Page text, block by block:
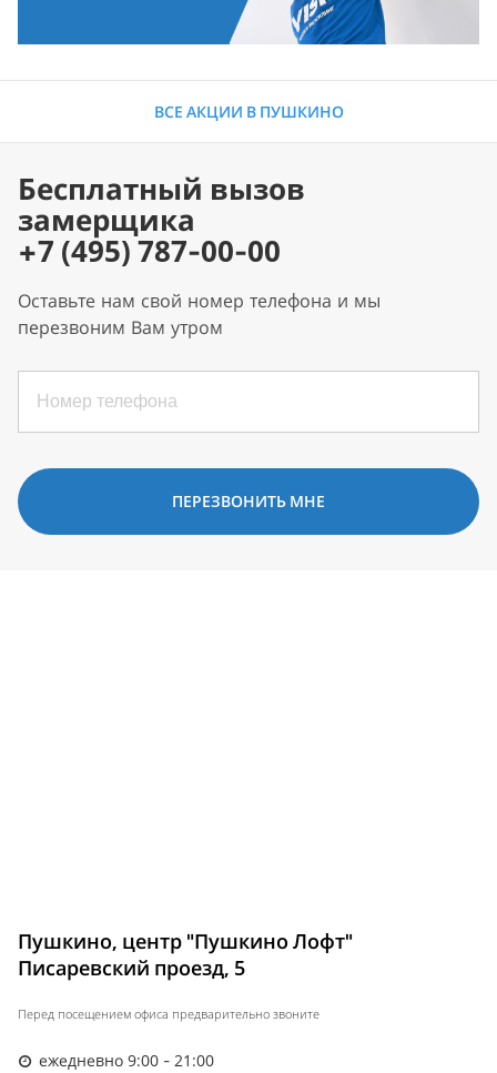
ВСЕ АКЦИИ В ПУШКИНО
Бесплатный вызов
замерщика
+7 (495) 787-00-00
Оставьте нам свой номер телефона и мы
перезвоним Вам утром
ПЕРЕЗВОНИТЬ МНЕ
Пушкино, центр "Пушкино Лофт"
Писаревский проезд, 5
Перед посещением офиса предварительно звоните
ежедневно 9:00 - 21:00